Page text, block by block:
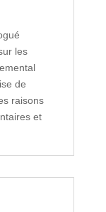
les
de
raisons
et